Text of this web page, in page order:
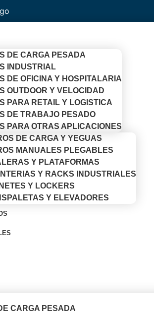
DE CARGA PESADA
INDUSTRIAL
DE OFICINA Y HOSPITALARIA
OUTDOOR Y VELOCIDAD
PARA RETAIL Y LOGISTICA
DE TRABAJO PESADO
PARA OTRAS APLICACIONES
DE CARGA Y YEGUAS
MANUALES PLEGABLES
Y PLATAFORMAS
Y RACKS INDUSTRIALES
Y LOCKERS
Y ELEVADORES
CARGA PESADA